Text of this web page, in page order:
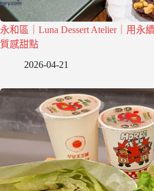
永和區｜Luna Dessert Atelier｜用永
質感甜點
2026-04-21